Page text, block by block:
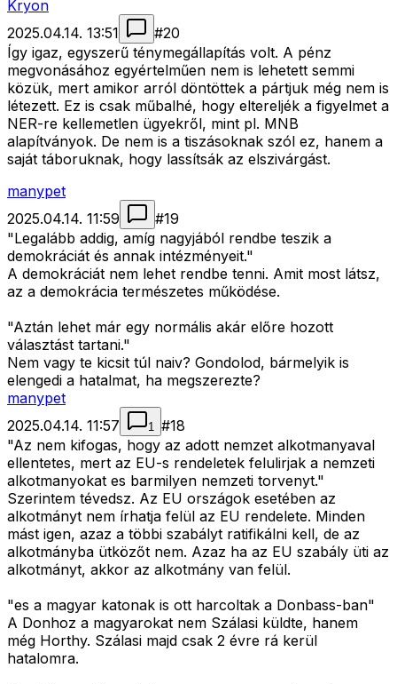
Kryon
2025.04.14. 13:51
#20
Így igaz, egyszerű ténymegállapítás volt. A pénz
megvonásához egyértelműen nem is lehetett semmi
közük, mert amikor arról döntöttek a pártjuk még nem is
létezett. Ez is csak műbalhé, hogy eltereljék a figyelmet a
NER-re kellemetlen ügyekről, mint pl. MNB
alapítványok. De nem is a tiszásoknak szól ez, hanem a
saját táboruknak, hogy lassítsák az elszivárgást.
manypet
2025.04.14. 11:59
#19
"Legalább addig, amíg nagyjából rendbe teszik a
demokráciát és annak intézményeit."
A demokráciát nem lehet rendbe tenni. Amit most látsz,
az a demokrácia természetes működése.
"Aztán lehet már egy normális akár előre hozott
választást tartani."
Nem vagy te kicsit túl naiv? Gondolod, bármelyik is
elengedi a hatalmat, ha megszerezte?
manypet
2025.04.14. 11:57
1 #18
"Az nem kifogas, hogy az adott nemzet alkotmanyaval
ellentetes, mert az EU-s rendeletek felulirjak a nemzeti
alkotmanyokat es barmilyen nemzeti torvenyt."
Szerintem tévedsz. Az EU országok esetében az
alkotmányt nem írhatja felül az EU rendelete. Minden
mást igen, azaz a többi szabályt ratifikálni kell, de az
alkotmányba ütközőt nem. Azaz ha az EU szabály üti az
alkotmányt, akkor az alkotmány van felül.
"es a magyar katonak is ott harcoltak a Donbass-ban"
A Donhoz a magyarokat nem Szálasi küldte, hanem
még Horthy. Szálasi majd csak 2 évre rá kerül
hatalomra.